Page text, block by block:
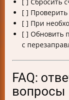
[ ] Проверить
[ ] При
[ ] Обновить
с
FAQ:
вопросы